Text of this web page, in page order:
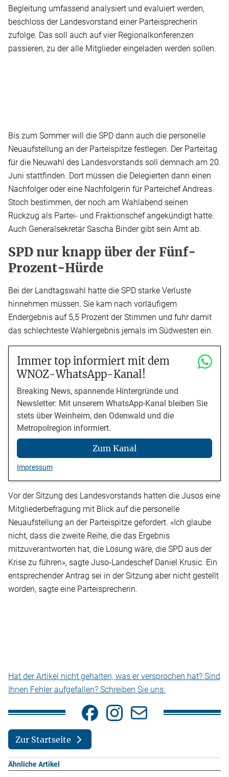
Begleitung umfassend analysiert und evaluiert werden,
beschloss der Landesvorstand einer Parteisprecherin
zufolge. Das soll auch auf vier Regionalkonferenzen
passieren, zu der alle Mitglieder eingeladen werden sollen.
Bis zum Sommer will die SPD dann auch die personelle
Neuaufstellung an der Parteispitze festlegen. Der Parteitag
für die Neuwahl des Landesvorstands soll demnach am 20.
Juni stattfinden. Dort müssen die Delegierten dann einen
Nachfolger oder eine Nachfolgerin für Parteichef Andreas
Stoch bestimmen, der noch am Wahlabend seinen
Rückzug als Partei- und Fraktionschef angekündigt hatte.
Auch Generalsekretär Sascha Binder gibt sein Amt ab.
SPD nur knapp über der Fünf-
Prozent-Hürde
Bei der Landtagswahl hatte die SPD starke Verluste
hinnehmen müssen. Sie kam nach vorläufigem
Endergebnis auf 5,5 Prozent der Stimmen und fuhr damit
das schlechteste Wahlergebnis jemals im Südwesten ein.
Immer top informiert mit dem
WNOZ-WhatsApp-Kanal!
Breaking News, spannende Hintergründe und
Newsletter: Mit unserem WhatsApp-Kanal bleiben Sie
stets über Weinheim, den Odenwald und die
Metropolregion informiert.
Zum Kanal
Impressum
Vor der Sitzung des Landesvorstands hatten die Jusos eine
Mitgliederbefragung mit Blick auf die personelle
Neuaufstellung an der Parteispitze gefordert. «Ich glaube
nicht, dass die zweite Reihe, die das Ergebnis
mitzuverantworten hat, die Lösung wäre, die SPD aus der
Krise zu führen», sagte Juso-Landeschef Daniel Krusic. Ein
entsprechender Antrag sei in der Sitzung aber nicht gestellt
worden, sagte eine Parteisprecherin.
Hat der Artikel nicht gehalten, was er versprochen hat? Sind
Ihnen Fehler aufgefallen? Schreiben Sie uns.
Zur Startseite
Ähnliche Artikel